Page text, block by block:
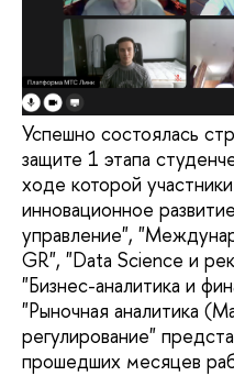
Успешно состоялась
защите 1 этапа
ходе которой
инновационное
управление",
GR", "Data Science и
"Бизнес-аналитика и
"Рыночная аналитика
регулирование"
прошедших месяцев